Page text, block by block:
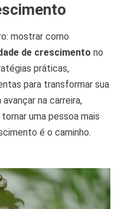
mostrar como
de crescimento no
práticas,
para transformar sua
na carreira,
uma pessoa mais
é o caminho.